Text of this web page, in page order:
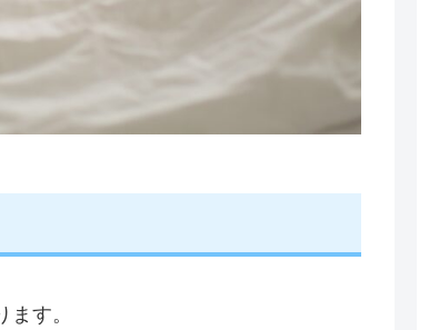
す。